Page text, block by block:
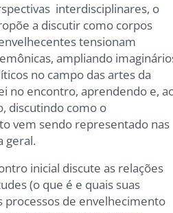
interdisciplinares, o
a discutir como corpos
tensionam
ampliando
no campo das artes da
no encontro, aprendendo e,
discutindo como o
vem sendo representado nas
geral.
inicial discute as relações
(o que é e quais suas
processos de envelhecimento